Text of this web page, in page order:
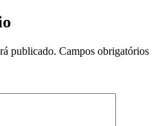
publicado. Campos obrigatórios